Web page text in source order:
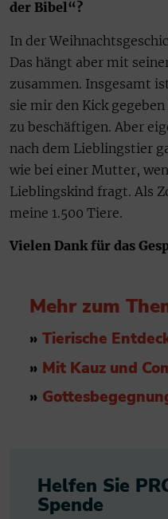
der Bibel“?
In der
Das hängt aber mit
zusammen. Insgesamt
sie mir den Kick
zu beschäftigen. Aber
nach dem Lieblingstier
wie bei einer Mutter,
Lieblingskind fragt. Als
meine 1.500 Tiere.
Vielen Dank für das
Mehr zum
» Tierische
» Mit Kauz und
»
Helfen Sie
Spende